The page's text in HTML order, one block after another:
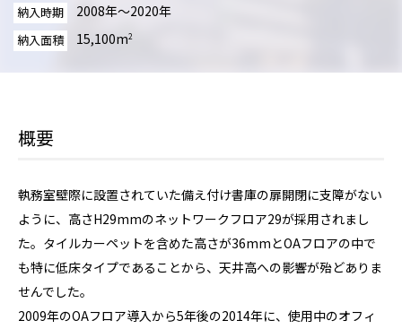
納入時期 2008年～2020年
納入面積 15,100m2
概要
執務室壁際に設置されていた備え付け書庫の扉開閉に支障がない
ように、高さH29mmのネットワークフロア29が採用されまし
た。タイルカーペットを含めた高さが36mmとOAフロアの中で
も特に低床タイプであることから、天井高への影響が殆どありま
せんでした。
2009年のOAフロア導入から5年後の2014年に、使用中のオフィ